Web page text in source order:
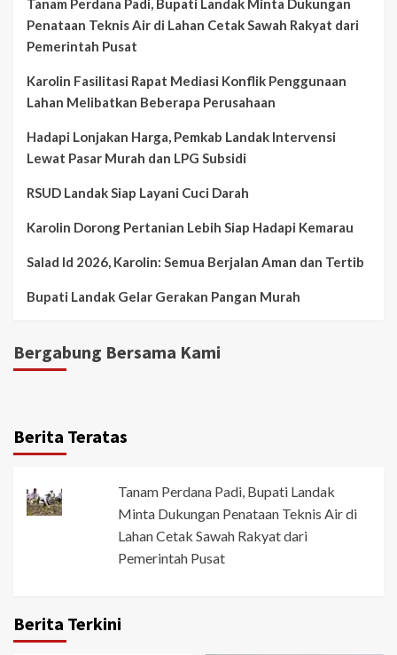
Penataan Teknis Air di Lahan Cetak Sawah Rakyat dari
Pemerintah Pusat
Karolin Fasilitasi Rapat Mediasi Konflik Penggunaan
Lahan Melibatkan Beberapa Perusahaan
Hadapi Lonjakan Harga, Pemkab Landak Intervensi
Lewat Pasar Murah dan LPG Subsidi
⁠RSUD Landak Siap Layani Cuci Darah
Karolin Dorong Pertanian Lebih Siap Hadapi Kemarau
Salad Id 2026, Karolin: Semua Berjalan Aman dan Tertib
Bupati Landak Gelar Gerakan Pangan Murah
Bergabung Bersama Kami
Berita Teratas
Tanam Perdana Padi, Bupati Landak
Minta Dukungan Penataan Teknis Air di
Lahan Cetak Sawah Rakyat dari
Pemerintah Pusat
Berita Terkini